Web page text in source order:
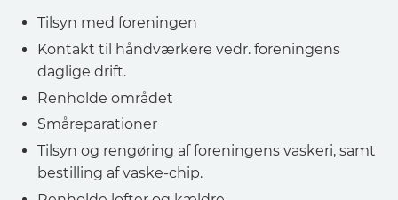
Tilsyn med foreningen
Kontakt til håndværkere vedr. foreningens
daglige drift.
Renholde området
Småreparationer
Tilsyn og rengøring af foreningens vaskeri, samt
bestilling af vaske-chip.